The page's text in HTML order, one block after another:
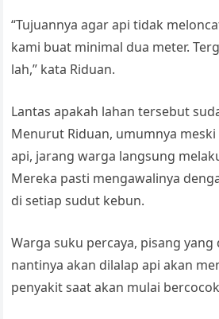
“Tujuannya agar api tidak
kami buat minimal dua meter.
lah,” kata Riduan.
Lantas apakah lahan tersebut
Menurut Riduan, umumnya
api, jarang warga langsung
Mereka pasti mengawalinya
di setiap sudut kebun.
Warga suku percaya, pisang
nantinya akan dilalap api akan
penyakit saat akan mulai